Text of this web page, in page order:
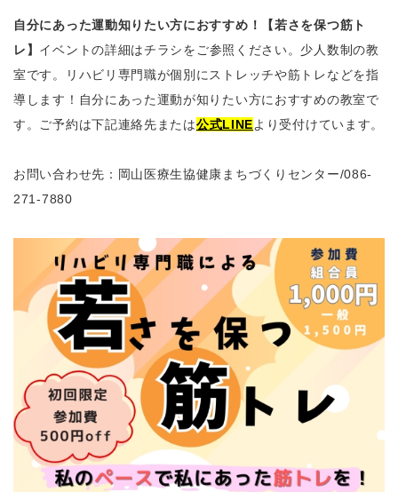
自分にあった運動知りたい方におすすめ！【若さを保つ筋ト
レ】 イベントの詳細はチラシをご参照ください。少人数制の教
室です。リハビリ専門職が個別にストレッチや筋トレなどを指
導します！自分にあった運動が知りたい方におすすめの教室で
す。ご予約は下記連絡先または公式LINEより受付けています。
お問い合わせ先：岡山医療生協健康まちづくりセンター/086-
271-7880